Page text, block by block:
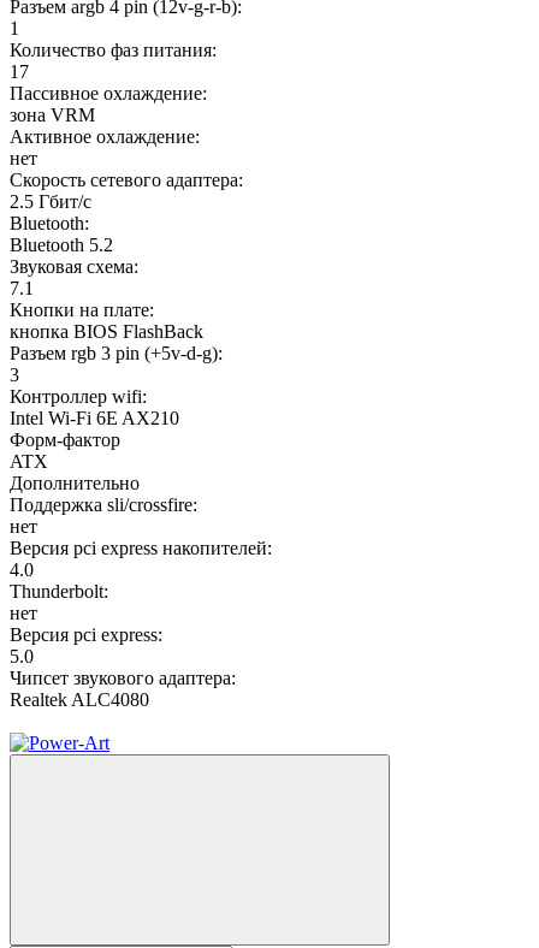
Разъем argb 4 pin (12v-g-r-b):
1
Количество фаз питания:
17
Пассивное охлаждение:
зона VRM
Активное охлаждение:
нет
Скорость сетевого адаптера:
2.5 Гбит/с
Bluetooth:
Bluetooth 5.2
Звуковая схема:
7.1
Кнопки на плате:
кнопка BIOS FlashBack
Разъем rgb 3 pin (+5v-d-g):
3
Контроллер wifi:
Intel Wi-Fi 6E AX210
Форм-фактор
ATX
Дополнительно
Поддержка sli/crossfire:
нет
Версия pci express накопителей:
4.0
Thunderbolt:
нет
Версия pci express:
5.0
Чипсет звукового адаптера:
Realtek ALC4080